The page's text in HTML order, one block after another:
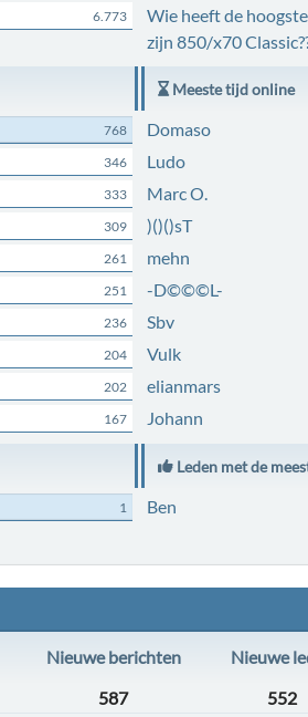
6.773
Wie heeft de
zijn 850/x70
768
346
333
309
261
251
236
204
202
167
Meeste tijd online
Domaso
Ludo
Marc O.
)()()sT
mehn
-D©©©L-
Sbv
Vulk
elianmars
Johann
1
Leden met de
Ben
Nieuwe berichten Nieuwe
587 552